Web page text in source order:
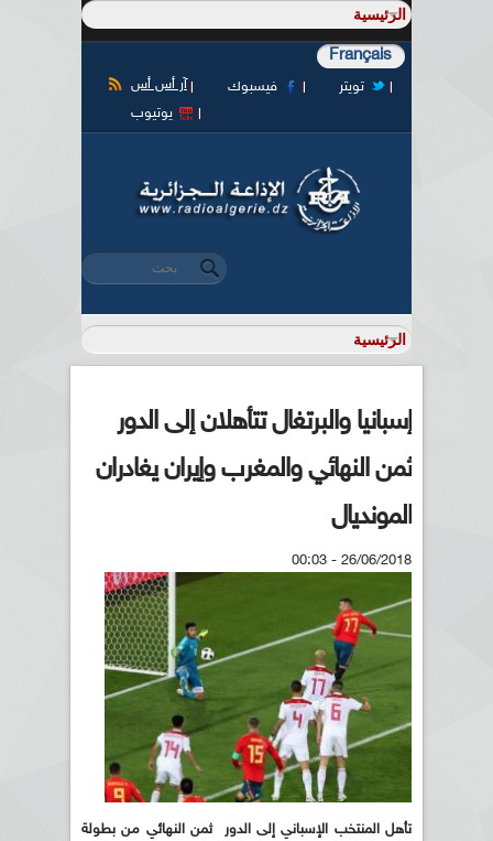
Français
آر أس أس فيسبوك
تويتر
يوتيوب
استمارة البحث
‏بحث ‏
إسبانيا والبرتغال تتأهلان إلى الدور
ثمن النهائي والمغرب وإيران يغادران
المونديال
26/06/2018 - 00:03
تأهل المنتخب الإسباني إلى الدور ثمن النهائي من بطولة